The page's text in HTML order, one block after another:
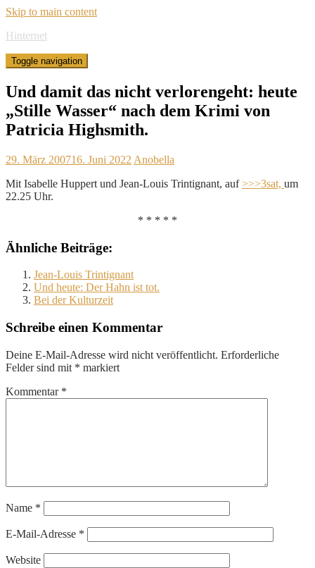
Skip to main content
Hinternet
Toggle navigation
Und damit das nicht verlorengeht: heute
„Stille Wasser“ nach dem Krimi von
Patricia Highsmith.
29. März 200716. Juni 2022 Anobella
Mit Isabelle Huppert und Jean-Louis Trintignant, auf>>>3sat, um
22.25 Uhr.
* * * * *
Ähnliche Beiträge:
Jean-Louis Trintignant
Und heute: Der Hahn ist tot.
Bei der Kulturzeit
Schreibe einen Kommentar
Deine E-Mail-Adresse wird nicht veröffentlicht. Erforderliche
Felder sind mit * markiert
Kommentar *
Name *
E-Mail-Adresse *
Website